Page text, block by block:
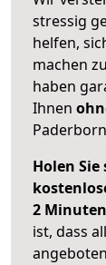
stressig
helfen,
machen
haben
Ihnen
Holen
2 Minuten
ist, dass